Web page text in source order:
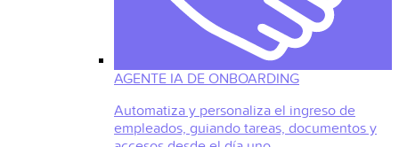
AGENTE IA DE ONBOARDING
Automatiza y personaliza el ingreso de
empleados, guiando tareas, documentos y